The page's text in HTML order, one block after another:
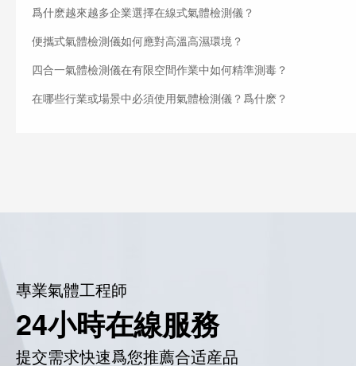
爲什麽越來越多企業選擇在線式氣體檢測儀？
便攜式氣體檢測儀如何應對高溫高濕環境？
四合一氣體檢測儀在有限空間作業中如何精準測毒？
在哪些行業或場景中必須使用氣體檢測儀？爲什麽？
專業氣體工程師
24小時在線服務
提交需求快速爲您推薦合适産品